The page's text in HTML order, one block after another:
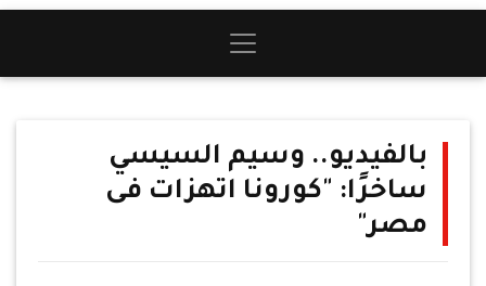
بالفيديو.. وسيم السيسي
ساخرًا: "كورونا اتهزات فى
مصر"